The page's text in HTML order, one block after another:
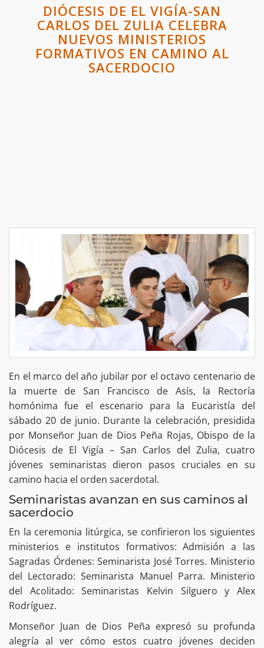
DIÓCESIS DE EL VIGÍA-SAN
CARLOS DEL ZULIA CELEBRA
NUEVOS MINISTERIOS
FORMATIVOS EN CAMINO AL
SACERDOCIO
En el marco del año jubilar por el octavo centenario de
la muerte de San Francisco de Asís, la Rectoría
homónima fue el escenario para la Eucaristía del
sábado 20 de junio. Durante la celebración, presidida
por Monseñor Juan de Dios Peña Rojas, Obispo de la
Diócesis de El Vigía – San Carlos del Zulia, cuatro
jóvenes seminaristas dieron pasos cruciales en su
camino hacia el orden sacerdotal.
Seminaristas avanzan en sus caminos al
sacerdocio
En la ceremonia litúrgica, se confirieron los siguientes
ministerios e institutos formativos: Admisión a las
Sagradas Órdenes: Seminarista José Torres. Ministerio
del Lectorado: Seminarista Manuel Parra. Ministerio
del Acolitado: Seminaristas Kelvin Silguero y Alex
Rodríguez.
Monseñor Juan de Dios Peña expresó su profunda
alegría al ver cómo estos cuatro jóvenes deciden